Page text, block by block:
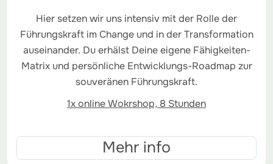
Hier setzen wir uns intensiv mit der Rolle der
Führungskraft im Change und in der Transformation
auseinander. Du erhälst Deine eigene Fähigkeiten-
Matrix und persönliche Entwicklungs-Roadmap zur
souveränen Führungskraft.
1x online Wokrshop, 8 Stunden
Mehr info